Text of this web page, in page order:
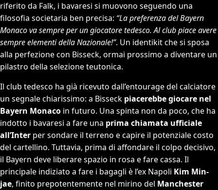
riferito da Falk, i bavaresi si muovono seguendo una
filosofia societaria ben precisa: “La preferenza del Bayern
Monaco va sempre per un giocatore tedesco. Al club piace avere
sempre elementi della Nazionale!”. Un identikit che si sposa
alla perfezione con Bisseck, ormai prossimo a diventare un
pilastro della selezione teutonica.
Il club tedesco ha già ricevuto dall’entourage del calciatore
un segnale chiarissimo: a Bisseck piacerebbe giocare nel
Bayern Monaco in futuro. Una spinta non da poco, che ha
indotto i bavaresi a fare una prima chiamata ufficiale
all’Inter per sondare il terreno e capire il potenziale costo
del cartellino. Tuttavia, prima di affondare il colpo decisivo,
il Bayern deve liberare spazio in rosa e fare cassa. Il
principale indiziato a fare i bagagli è l’ex Napoli Kim Min-
jae, finito prepotentemente nel mirino del Manchester